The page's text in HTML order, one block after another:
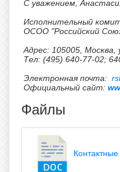
С уважением,
Исполнительный
ОСОО "Российский
Адрес: 105005, Москва,
Тел: (495) 640-77-02;
Электронная почта:
Официальный сайт:
Файлы